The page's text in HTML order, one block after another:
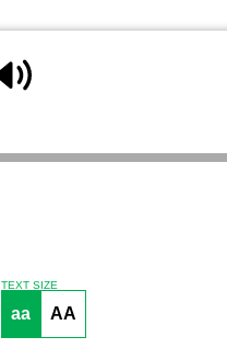
TEXT SIZE
aa AA